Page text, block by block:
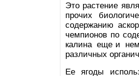
Это растение
прочих
содержанию
чемпионов по
калина еще и
различных
Ее ягоды